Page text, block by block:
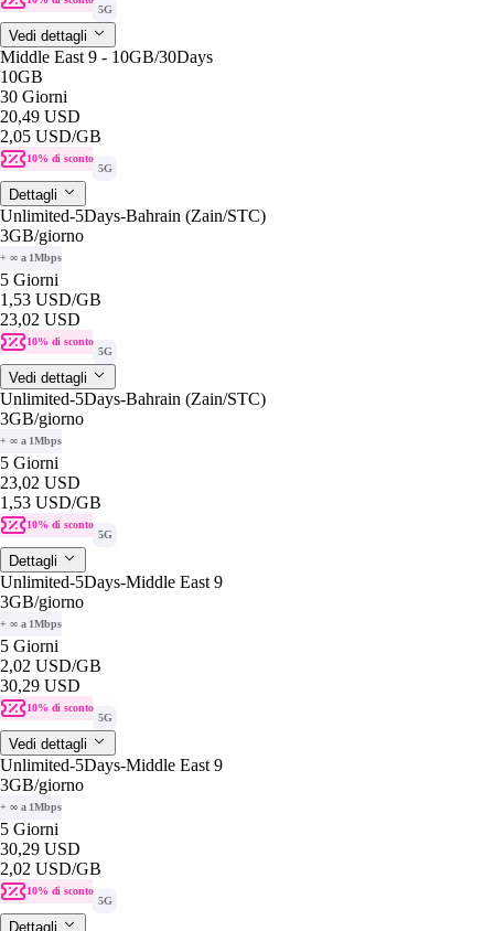
5G
Vedi dettagli
Middle East 9 - 10GB/30Days
10GB
30 Giorni
20,49 USD
2,05 USD/GB
10% di sconto
5G
Dettagli
Unlimited-5Days-Bahrain (Zain/STC)
3GB/giorno
+ ∞ a 1Mbps
5 Giorni
1,53 USD/GB
23,02 USD
10% di sconto
5G
Vedi dettagli
Unlimited-5Days-Bahrain (Zain/STC)
3GB/giorno
+ ∞ a 1Mbps
5 Giorni
23,02 USD
1,53 USD/GB
10% di sconto
5G
Dettagli
Unlimited-5Days-Middle East 9
3GB/giorno
+ ∞ a 1Mbps
5 Giorni
2,02 USD/GB
30,29 USD
10% di sconto
5G
Vedi dettagli
Unlimited-5Days-Middle East 9
3GB/giorno
+ ∞ a 1Mbps
5 Giorni
30,29 USD
2,02 USD/GB
10% di sconto
5G
Dettagli